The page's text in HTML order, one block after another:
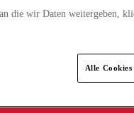
die wir Daten weitergeben,
Alle Cookies